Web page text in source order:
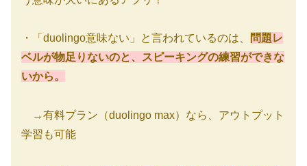
・「duolingo意味ない」と言われているのは、
問題レ
ベルが物足りないのと、スピーキングの練習ができな
いから。
→有料プラン（duolingo max）なら、アウトプット
学習も可能